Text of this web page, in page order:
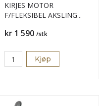
KIRJES MOTOR
F/FLEKSIBEL AKSLING
Pris
kr 1 590 /stk
Kjøp